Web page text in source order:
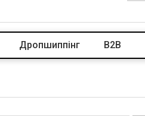
Дропшиппінг B2B